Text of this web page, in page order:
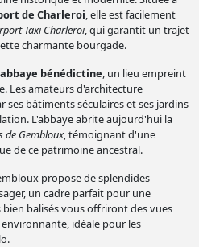
de Charleroi, elle est facilement
Taxi Charleroi, qui garantit un trajet
charmante bourgade.
abbaye bénédictine, un lieu empreint
Les amateurs d'architecture
ses bâtiments séculaires et ses jardins
L'abbaye abrite aujourd'hui la
de Gembloux, témoignant d'une
de ce patrimoine ancestral.
propose de splendides
un cadre parfait pour une
balisés vous offriront des vues
idéale pour les